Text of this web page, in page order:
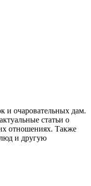
и очаровательных дам.
статьи о
отношениях. Также
и другую